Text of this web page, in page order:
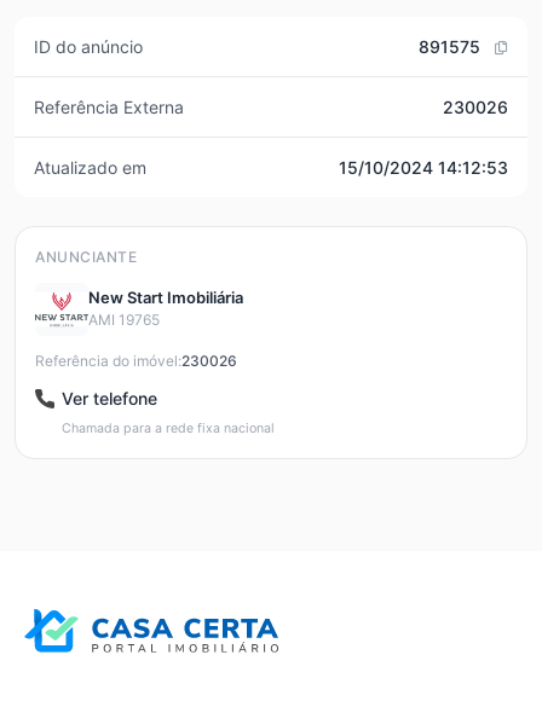
ID do anúncio 891575
Referência Externa 230026
Atualizado em 15/10/2024 14:12:53
ANUNCIANTE
New Start Imobiliária
AMI 19765
Referência do imóvel:230026
Ver telefone
Chamada para a rede fixa nacional